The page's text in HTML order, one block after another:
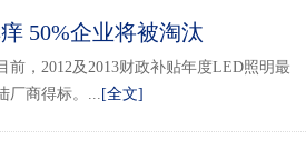
50%企业将被淘汰
，2012及2013财政补贴年度LED照明最
厂商得标。... [全文]